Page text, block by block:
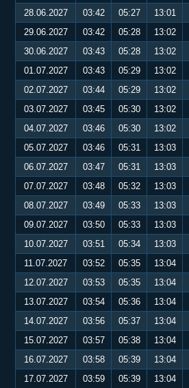
28.06.2027
03:42 05:27 13:01
29.06.2027
03:42 05:28 13:02
30.06.2027
03:43 05:28 13:02
01.07.2027
03:43 05:29 13:02
02.07.2027
03:44 05:29 13:02
03.07.2027
03:45 05:30 13:02
04.07.2027
03:46 05:30 13:02
05.07.2027
03:46 05:31 13:03
06.07.2027
03:47 05:31 13:03
07.07.2027
03:48 05:32 13:03
08.07.2027
03:49 05:33 13:03
09.07.2027
03:50 05:33 13:03
10.07.2027
03:51 05:34 13:03
11.07.2027
03:52 05:35 13:04
12.07.2027
03:53 05:35 13:04
13.07.2027
03:54 05:36 13:04
14.07.2027
03:56 05:37 13:04
15.07.2027
03:57 05:38 13:04
16.07.2027
03:58 05:39 13:04
17.07.2027
03:59 05:39 13:04